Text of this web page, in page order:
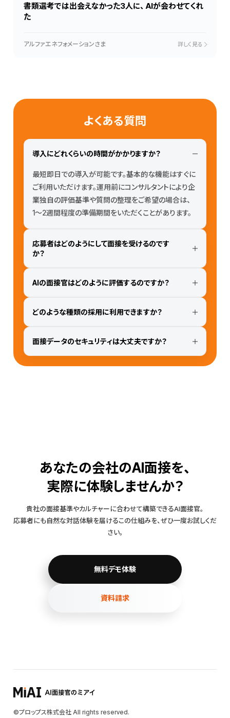
書類選考では出会えなかった3人に、 AIが会わせてくれ
た
アルファエネフォメーションさま 詳しく見る
よくある質問
導入にどれくらいの時間がかかりますか？
最短即日での導入が可能です。基本的な機能はすぐに
ご利用いただけます。運用前にコンサルタントにより企
業独自の評価基準や質問の整理をご希望の場合は、
1〜2週間程度の準備期間をいただくことがあります。
応募者はどのようにして面接を受けるのです
か？
AIの面接官はどのように評価するのですか？
どのような種類の採用に利用できますか？
面接データのセキュリティは大丈夫ですか？
あなたの会社のAI面接を、
実際に体験しませんか？
貴社の面接基準やカルチャーに合わせて構築できるAI面接官。
応募者にも自然な対話体験を届けるこの仕組みを、ぜひ一度お試しくだ
さい。
無料デモ体験
資料請求
©プロップス株式会社 All rights reserved.